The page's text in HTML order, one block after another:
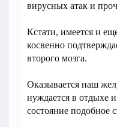
вирусных атак и
Кстати, имеется и
косвенно
второго мозга.
Оказывается наш
нуждается в отдыхе
состояние подобное